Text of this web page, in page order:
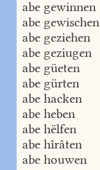
abe gewinnen
abe gewischen
abe geziehen
abe geziugen
abe güeten
abe gürten
abe hacken
abe heben
abe hëlfen
abe hîrâten
abe houwen